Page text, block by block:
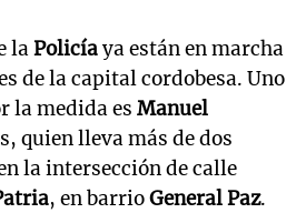
laPolicíaya están en marcha
de la capital cordobesa. Uno
la medida es Manuel
quien lleva más de dos
la intersección de calle
, en barrioGeneral Paz.